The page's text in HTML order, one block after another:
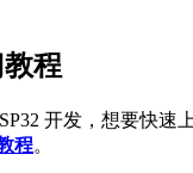
程
开发，想要快速
程。